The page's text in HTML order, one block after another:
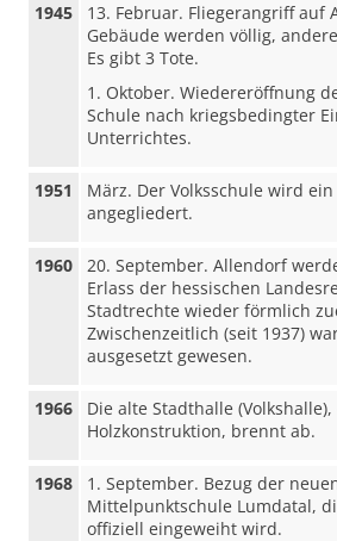
1945
13. Februar. Fliegerangriff auf
Gebäude werden völlig,
Es gibt 3 Tote.
1. Oktober. Wiedereröffnung
Schule nach kriegsbedingter
Unterrichtes.
1951
März. Der Volksschule wird
angegliedert.
1960
20. September. Allendorf
Erlass der hessischen
Stadtrechte wieder förmlich
Zwischenzeitlich (seit 1937)
ausgesetzt gewesen.
1966
Die alte Stadthalle
Holzkonstruktion, brennt ab.
1968
1. September. Bezug der
Mittelpunktschule Lumdatal,
offiziell eingeweiht wird.